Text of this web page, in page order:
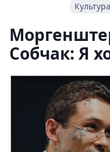
Собчак: Я